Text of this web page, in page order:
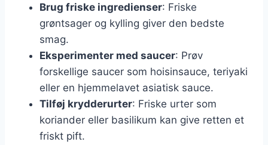
Brug friske ingredienser: Friske
grøntsager og kylling giver den bedste
smag.
Eksperimenter med saucer: Prøv
forskellige saucer som hoisinsauce, teriyaki
eller en hjemmelavet asiatisk sauce.
Tilføj krydderurter: Friske urter som
koriander eller basilikum kan give retten et
friskt pift.